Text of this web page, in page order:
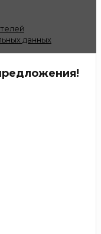
данных